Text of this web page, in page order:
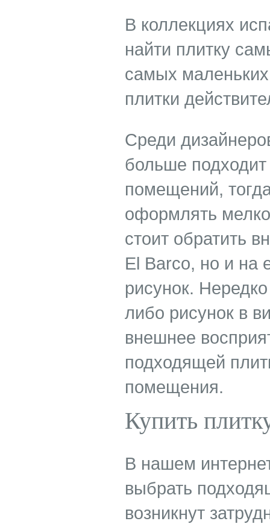
В коллекциях
найти плитку
самых маленьких
плитки
Среди
больше
помещений,
оформлять
стоит обратить
El Barco, но и на
рисунок.
либо рисунок в
внешнее
подходящей
помещения.
Купить
В нашем
выбрать
возникнут